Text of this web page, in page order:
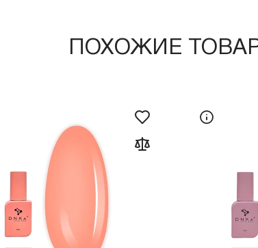
ПОХОЖИЕ